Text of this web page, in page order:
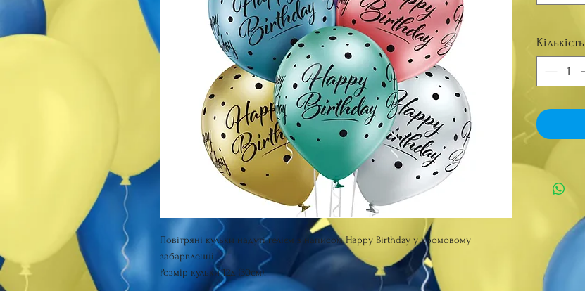
Повітряні кульки надуті гелієм з написом Happy Birthday у хромовому
забарвленні.
Розмір кульки 12д (30см).
Кількість